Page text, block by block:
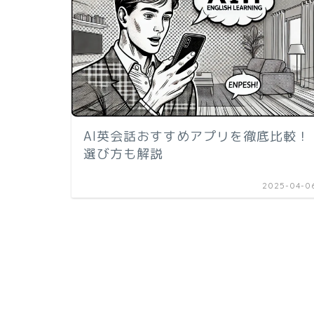
AI英会話おすすめアプリを徹底比較！
選び方も解説
2025-04-